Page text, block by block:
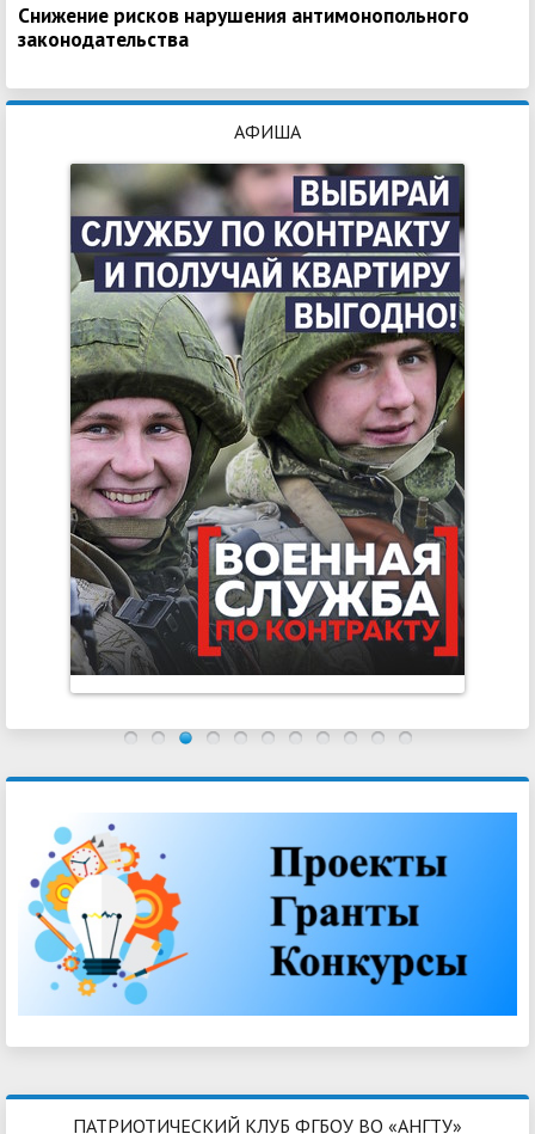
Снижение рисков нарушения антимонопольного
законодательства
АФИША
ПАТРИОТИЧЕСКИЙ КЛУБ ФГБОУ ВО «АНГТУ»